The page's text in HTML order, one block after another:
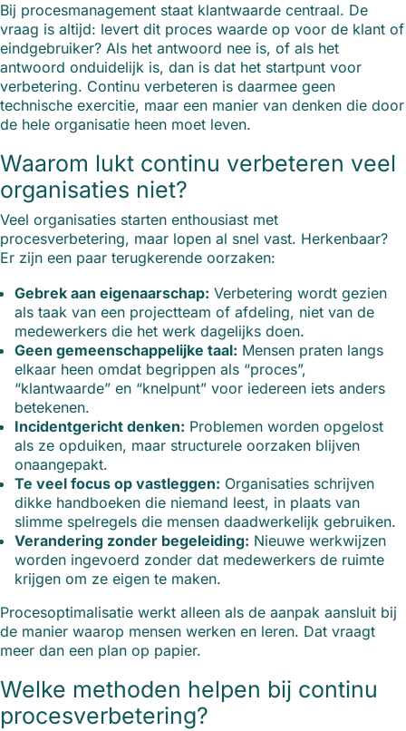
Bij procesmanagement staat klantwaarde centraal. De
vraag is altijd: levert dit proces waarde op voor de klant of
eindgebruiker? Als het antwoord nee is, of als het
antwoord onduidelijk is, dan is dat het startpunt voor
verbetering. Continu verbeteren is daarmee geen
technische exercitie, maar een manier van denken die door
de hele organisatie heen moet leven.
Waarom lukt continu verbeteren veel
organisaties niet?
Veel organisaties starten enthousiast met
procesverbetering, maar lopen al snel vast. Herkenbaar?
Er zijn een paar terugkerende oorzaken:
Gebrek aan eigenaarschap: Verbetering wordt gezien
als taak van een projectteam of afdeling, niet van de
medewerkers die het werk dagelijks doen.
Geen gemeenschappelijke taal: Mensen praten langs
elkaar heen omdat begrippen als “proces”,
“klantwaarde” en “knelpunt” voor iedereen iets anders
betekenen.
Incidentgericht denken: Problemen worden opgelost
als ze opduiken, maar structurele oorzaken blijven
onaangepakt.
Te veel focus op vastleggen: Organisaties schrijven
dikke handboeken die niemand leest, in plaats van
slimme spelregels die mensen daadwerkelijk gebruiken.
Verandering zonder begeleiding: Nieuwe werkwijzen
worden ingevoerd zonder dat medewerkers de ruimte
krijgen om ze eigen te maken.
Procesoptimalisatie werkt alleen als de aanpak aansluit bij
de manier waarop mensen werken en leren. Dat vraagt
meer dan een plan op papier.
Welke methoden helpen bij continu
procesverbetering?